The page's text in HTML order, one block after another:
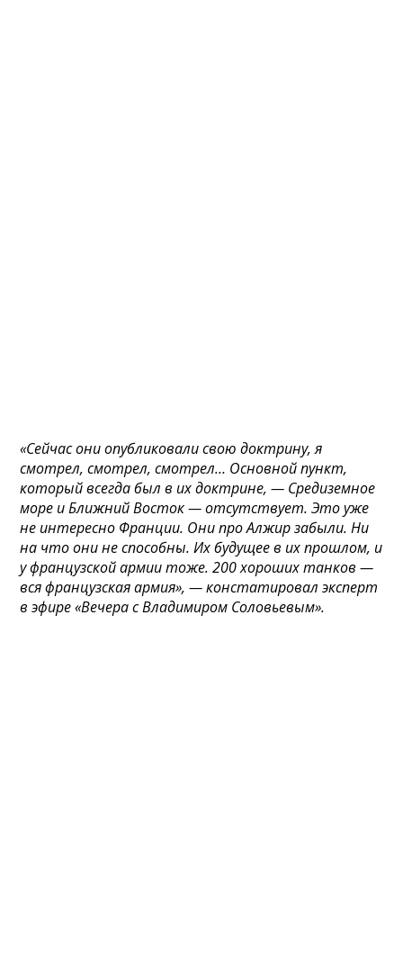
«Сейчас они опубликовали свою доктрину, я
смотрел, смотрел, смотрел… Основной пункт,
который всегда был в их доктрине, — Средиземное
море и Ближний Восток — отсутствует. Это уже
не интересно Франции. Они про Алжир забыли. Ни
на что они не способны. Их будущее в их прошлом, и
у французской армии тоже. 200 хороших танков —
вся французская армия», — констатировал эксперт
в эфире «Вечера с Владимиром Соловьевым».